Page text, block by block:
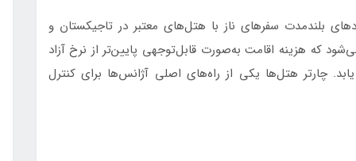
بلندمدت سفرهای ناز با هتل‌های معتبر در تاجیکستان و
که هزینه اقامت به‌صورت قابل‌توجهی پایین‌تر از نرخ آزاد
چارتر هتل‌ها یکی از راه‌های اصلی آژانس‌ها برای کنترل